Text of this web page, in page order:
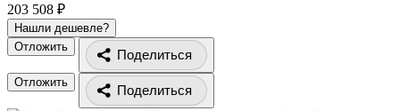
203 508 ₽
Нашли дешевле?
Отложить
Поделиться
Отложить
Поделиться